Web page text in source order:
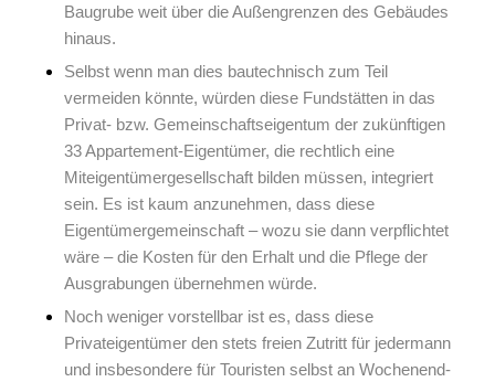
Baugrube weit über die Außengrenzen des Gebäudes
hinaus.
Selbst wenn man dies bautechnisch zum Teil
vermeiden könnte, würden diese Fundstätten in das
Privat- bzw. Gemeinschaftseigentum der zukünftigen
33 Appartement-Eigentümer, die rechtlich eine
Miteigentümergesellschaft bilden müssen, integriert
sein. Es ist kaum anzunehmen, dass diese
Eigentümergemeinschaft – wozu sie dann verpflichtet
wäre – die Kosten für den Erhalt und die Pflege der
Ausgrabungen übernehmen würde.
Noch weniger vorstellbar ist es, dass diese
Privateigentümer den stets freien Zutritt für jedermann
und insbesondere für Touristen selbst an Wochenend-